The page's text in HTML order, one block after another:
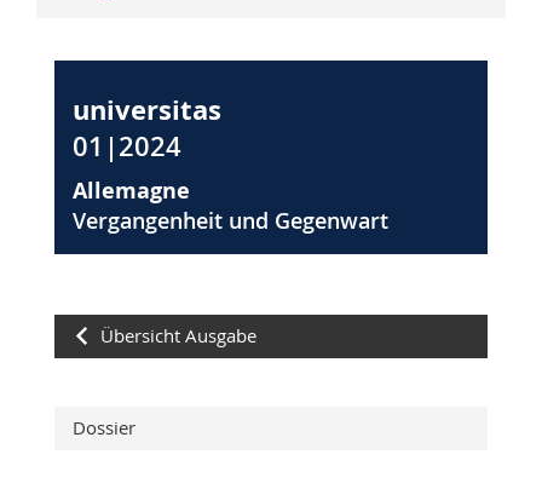
universitas
01|2024
Allemagne
Vergangenheit und Gegenwart
Übersicht Ausgabe
Dossier